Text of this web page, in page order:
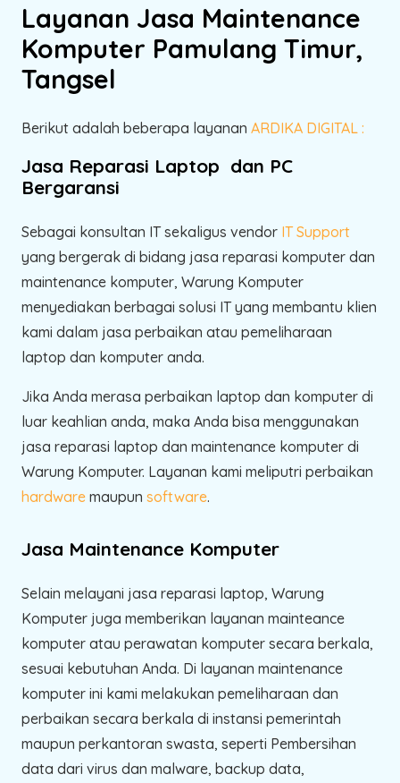
Layanan Jasa Maintenance
Komputer Pamulang Timur,
Tangsel
Berikut adalah beberapa layanan ARDIKA DIGITAL :
Jasa Reparasi Laptop dan PC
Bergaransi
Sebagai konsultan IT sekaligus vendor IT Support
yang bergerak di bidang jasa reparasi komputer dan
maintenance komputer, Warung Komputer
menyediakan berbagai solusi IT yang membantu klien
kami dalam jasa perbaikan atau pemeliharaan
laptop dan komputer anda.
Jika Anda merasa perbaikan laptop dan komputer di
luar keahlian anda, maka Anda bisa menggunakan
jasa reparasi laptop dan maintenance komputer di
Warung Komputer. Layanan kami meliputri perbaikan
hardware maupun software.
Jasa Maintenance Komputer
Selain melayani jasa reparasi laptop, Warung
Komputer juga memberikan layanan mainteance
komputer atau perawatan komputer secara berkala,
sesuai kebutuhan Anda. Di layanan maintenance
komputer ini kami melakukan pemeliharaan dan
perbaikan secara berkala di instansi pemerintah
maupun perkantoran swasta, seperti Pembersihan
data dari virus dan malware, backup data,